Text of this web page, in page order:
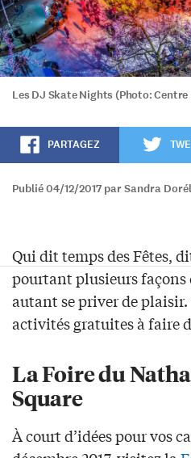
Les DJ Skate Nights (Photo:
PARTAGEZ
Publié 04/12/2017 par Sandra
Qui dit temps des Fêtes,
pourtant plusieurs façons
autant se priver de plaisir.
activitésgratuitesà faire
La Foire du
Square
À court d’idées pour vos